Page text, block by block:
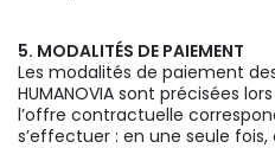
5. MODALITÉS DE PAIEMENT
Les modalités de paiement
HUMANOVIA sont précisées
l’offre contractuelle
s’effectuer : en une seule